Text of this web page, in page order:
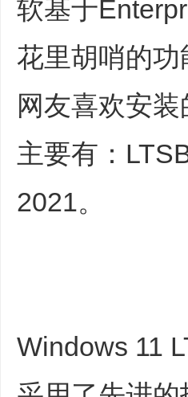
软基于
花里胡哨的
网友喜欢安
主要有：
2021。
Windows 11